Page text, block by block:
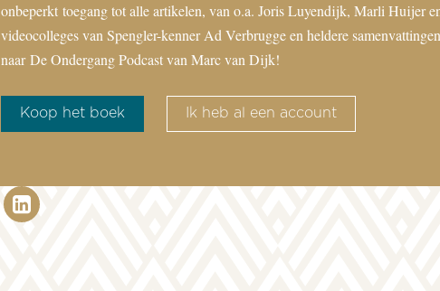
onbeperkt toegang tot alle artikelen, van o.a. Joris Luyendijk, Marli Huijer
videocolleges van Spengler-kenner Ad Verbrugge en heldere
naar De Ondergang Podcast van Marc van Dijk!
Koop het boek Ik heb al een account